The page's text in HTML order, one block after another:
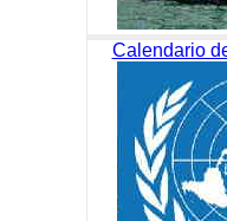
Calendario